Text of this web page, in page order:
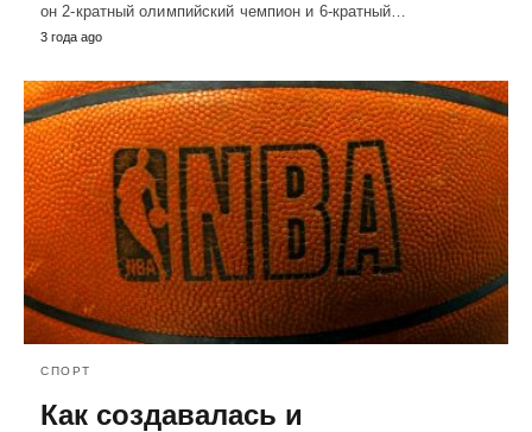
он 2-кратный олимпийский чемпион и 6-кратный…
3 года ago
СПОРТ
Как создавалась и